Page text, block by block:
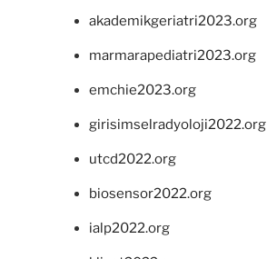
akademikgeriatri2023.org
marmarapediatri2023.org
emchie2023.org
girisimselradyoloji2022.org
utcd2022.org
biosensor2022.org
ialp2022.org